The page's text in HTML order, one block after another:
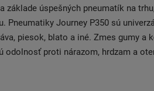
základe úspešných pneumatík na
Pneumatiky Journey P350 sú
piesok, blato a iné. Zmes gumy a
odolnosť proti nárazom, hrdzam a